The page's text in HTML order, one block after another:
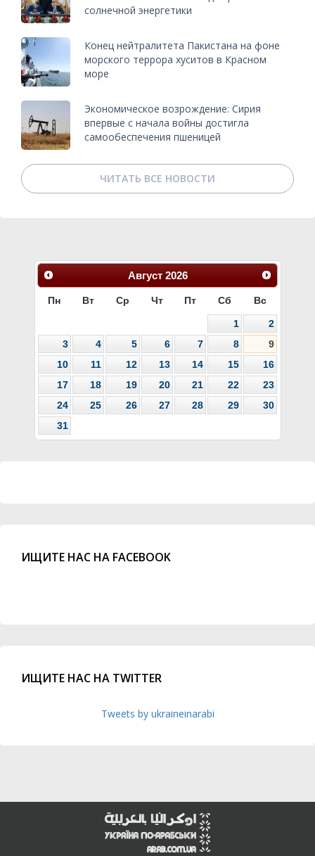
солнечной энергетики
Конец нейтралитета Пакистана на фоне
морского террора хуситов в Красном
море
Экономическое возрождение: Сирия
впервые с начала войны достигла
самообеспечения пшеницей
ЧИТАТЬ ВСЕ НОВОСТИ
Август 2026
Пн Вт Ср Чт Пт Сб Вс
1
2
3
4 5 6 7 8
9
10
11 12 13 14 15
16
17
18 19 20 21 22
23
24
25 26 27 28 29
30
31
ИЩИТЕ НАС НА FACEBOOK
ИЩИТЕ НАС НА TWITTER
Tweets by ukraineinarabi